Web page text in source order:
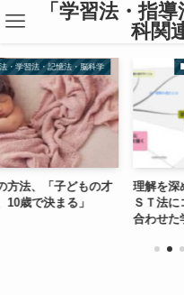
「学習法・指
科関
法・記憶法・脳科学
「子どもの才
決まる」
指
理解を深める
ＳＴ法にコン
合わせた学習